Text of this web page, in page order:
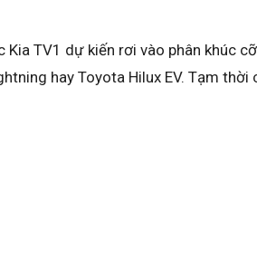
Kia TV1 dự kiến rơi vào phân khúc
hay Toyota Hilux EV. Tạm